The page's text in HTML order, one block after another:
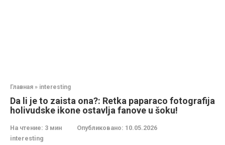
Главная » interesting
Da li je to zaista ona?: Retka paparaco fotografija
holivudske ikone ostavlja fanove u šoku!
На чтение: 3 мин Опубликовано: 10.05.2026
interesting